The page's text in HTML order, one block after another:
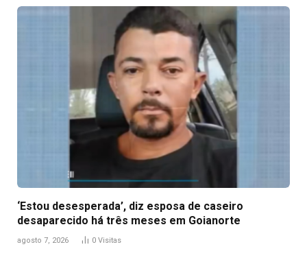
‘Estou desesperada’, diz esposa de caseiro
desaparecido há três meses em Goianorte
agosto 7, 2026 0 Visitas